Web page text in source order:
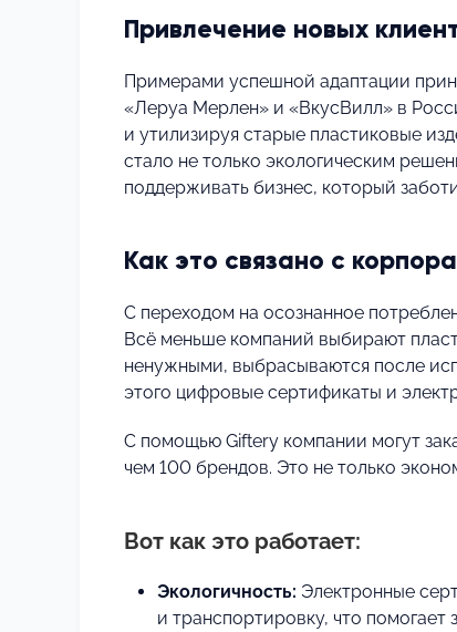
Привлечение новых
Примерами успешной адаптации
«Леруа Мерлен» и «ВкусВилл» в
и утилизируя старые пластиковые
стало не только экологическим
поддерживать бизнес, который
Как это связано с
С переходом на осознанное
Всё меньше компаний выбирают
ненужными, выбрасываются после
этого цифровые сертификаты и
С помощью Giftery компании могут
чем 100 брендов. Это не только
Вот как это работает:
Экологичность: Электронные
и транспортировку, что помогает